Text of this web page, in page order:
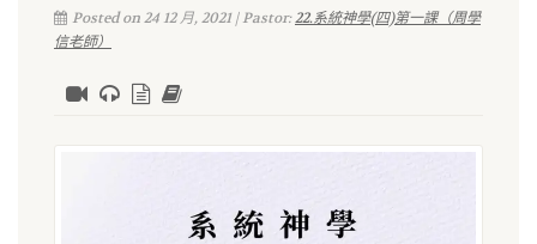
Posted on 24 12 月, 2021 | Pastor:22.系統神學(四)第一課（周學
信老師）